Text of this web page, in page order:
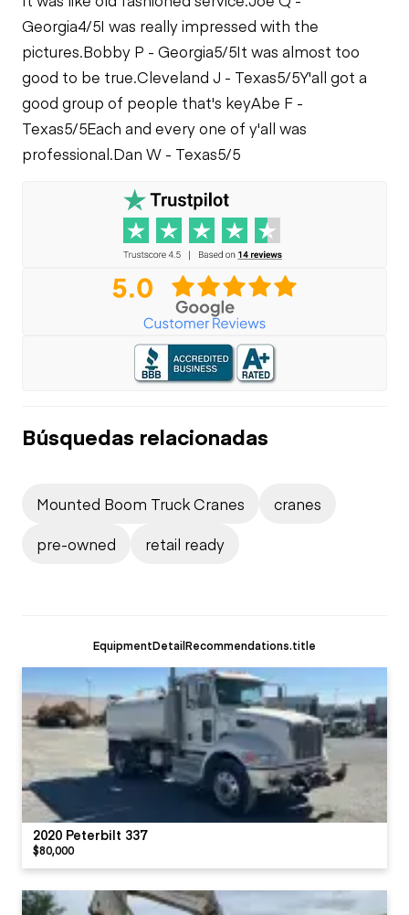
Georgia4/5I was really impressed with the
pictures.Bobby P - Georgia5/5It was almost too
good to be true.Cleveland J - Texas5/5Y'all got a
good group of people that's keyAbe F -
Texas5/5Each and every one of y'all was
professional.Dan W - Texas5/5
Búsquedas relacionadas
Mounted Boom Truck Cranes
cranes
pre-owned
retail ready
EquipmentDetailRecommendations.title
2020 Peterbilt 337
$80,000